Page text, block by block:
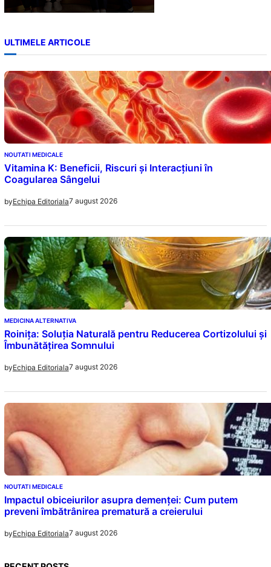
ULTIMELE ARTICOLE
NOUTATI MEDICALE
Vitamina K: Beneficii, Riscuri și Interacțiuni în
Coagularea Sângelui
byEchipa Editoriala7 august 2026
MEDICINA ALTERNATIVA
Roinița: Soluția Naturală pentru Reducerea Cortizolului și
Îmbunătățirea Somnului
byEchipa Editoriala7 august 2026
NOUTATI MEDICALE
Impactul obiceiurilor asupra demenței: Cum putem
preveni îmbătrânirea prematură a creierului
byEchipa Editoriala7 august 2026